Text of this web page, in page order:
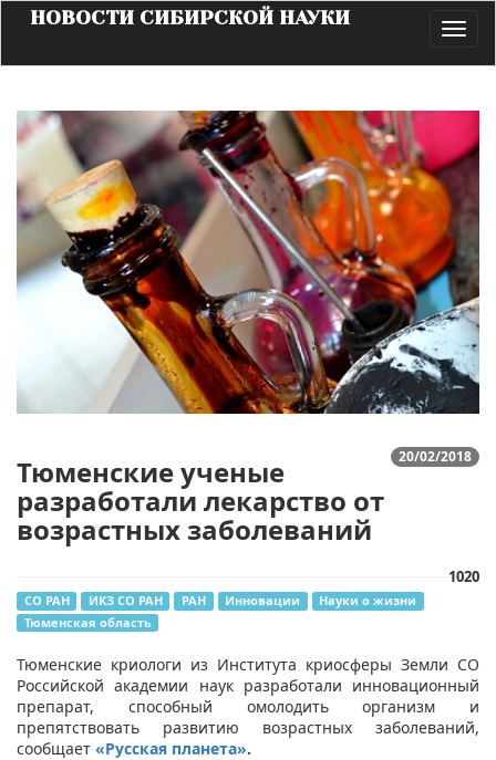
НОВОСТИ СИБИРСКОЙ НАУКИ
20/02/2018
Тюменские ученые
разработали лекарство от
возрастных заболеваний
1020
СО РАН ИКЗ СО РАН РАН Инновации
Науки о жизни
Тюменская область
​Тюменские криологи из Института криосферы Земли СО
Российской академии наук разработали инновационный
препарат, способный омолодить организм и
препятствовать развитию возрастных заболеваний,
сообщает «Русская планета».